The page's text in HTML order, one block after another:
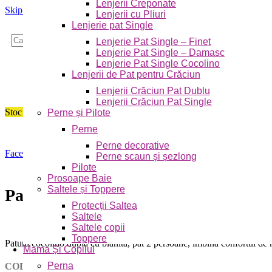
Skip to navigation Skip to main content
Caută
Lenjerii Creponate
Lenjerii cu Pliuri
Lenjerie pat Single
Lenjerie Pat Single – Finet
Lenjerie Pat Single – Damasc
Lenjerie Pat Single Cocolino
Lenjerii de Pat pentru Crăciun
Lenjerii Crăciun Pat Dublu
Lenjerii Crăciun Pat Single
Perne și Pilote
Perne
Perne decorative
Perne scaun și șezlong
Pilote
Prosoape Baie
Saltele și Toppere
Protecții Saltea
Saltele
Saltele copii
Toppere
Mama Și Copilul
Perna
Stoc epuizat
Faceți click pentru a mări
Patura cocolino dubla cu blanita, pat
Patura cocolino dubla cu blanita, pat 2 persoane, îmbină confortul
COD PRODUS: